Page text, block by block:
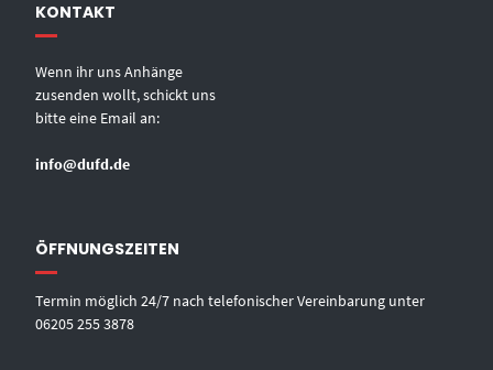
KONTAKT
Wenn ihr uns Anhänge
zusenden wollt, schickt uns
bitte eine Email an:
info@dufd.de
ÖFFNUNGSZEITEN
Termin möglich 24/7 nach telefonischer Vereinbarung unter
06205 255 3878